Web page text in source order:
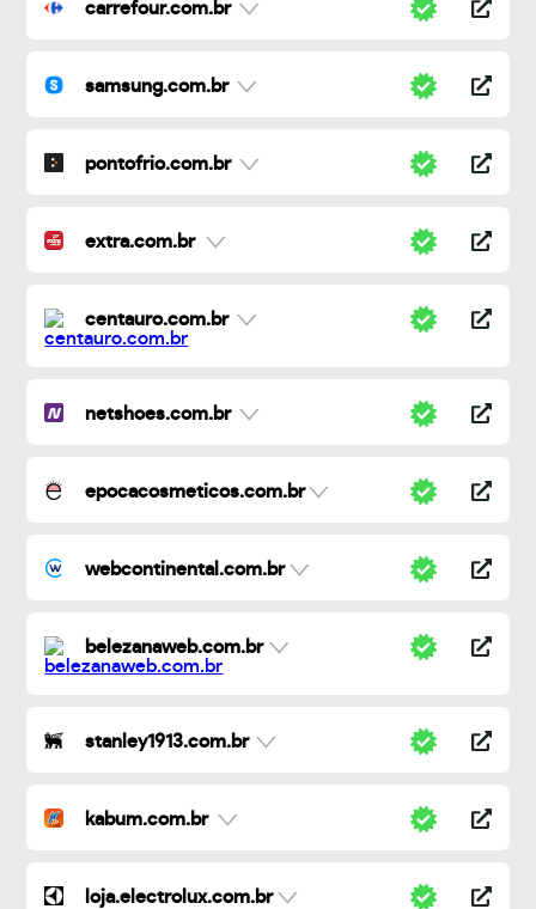
carrefour.com.br
samsung.com.br
pontofrio.com.br
extra.com.br
centauro.com.br
netshoes.com.br
epocacosmeticos.com.br
webcontinental.com.br
belezanaweb.com.br
stanley1913.com.br
kabum.com.br
loja.electrolux.com.br